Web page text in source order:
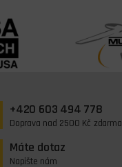
+420 603 494 778
Doprava nad 2500 Kč zdarma
Máte dotaz
Napište nám